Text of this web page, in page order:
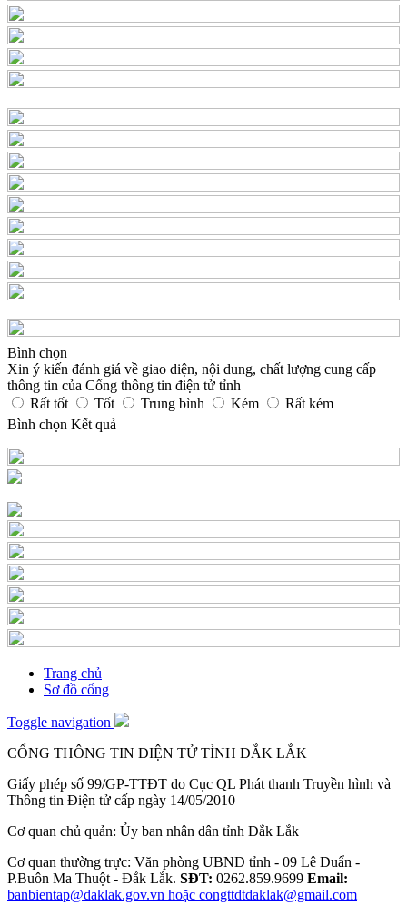
Bình chọn
Xin ý kiến đánh giá về giao diện, nội dung, chất lượng cung cấp
thông tin của Cổng thông tin điện tử tỉnh
Rất tốt
Tốt Trung bình Kém
Rất kém
Bình chọn Kết quả
Trang chủ
Sơ đồ cổng
Toggle navigation
CỔNG THÔNG TIN ĐIỆN TỬ TỈNH ĐẮK LẮK
Giấy phép số 99/GP-TTĐT do Cục QL Phát thanh Truyền hình và
Thông tin Điện tử cấp ngày 14/05/2010
Cơ quan chủ quản: Ủy ban nhân dân tỉnh Đắk Lắk
Cơ quan thường trực: Văn phòng UBND tỉnh - 09 Lê Duẩn -
P.Buôn Ma Thuột - Đắk Lắk. SĐT: 0262.859.9699 Email:
banbientap@daklak.gov.vn hoặc congttdtdaklak@gmail.com